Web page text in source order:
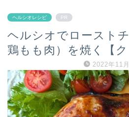
ヘルシオレシピ PR
ヘルシオでロースト
鶏もも肉）を焼く【ク
2022年11